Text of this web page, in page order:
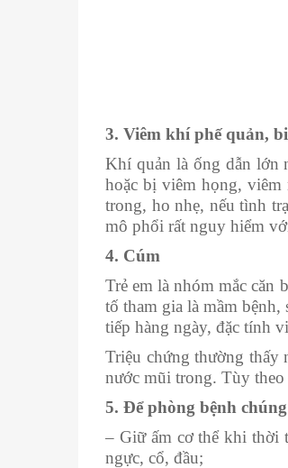
3. Viêm khí phế quản,
Khí quản là ống dẫn lớn
hoặc bị viêm họng,
trong, ho nhẹ, nếu tình
mô phổi rất nguy hiểm
4. Cúm
Trẻ em là nhóm mắc căn
tố tham gia là mầm
tiếp hàng ngày, đặc tính
Triệu chứng thường thấy
nước mũi trong. Tùy theo
5. Để phòng bệnh
– Giữ ấm cơ thể khi thời
ngực, cổ, đầu;